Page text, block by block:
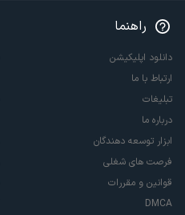
راهنما
دانلود اپلیکیشن
ارتباط با ما
تبلیغات
درباره ما
ابزار توسعه دهندگان
فرصت های شغلی
قوانین و مقررات
DMCA